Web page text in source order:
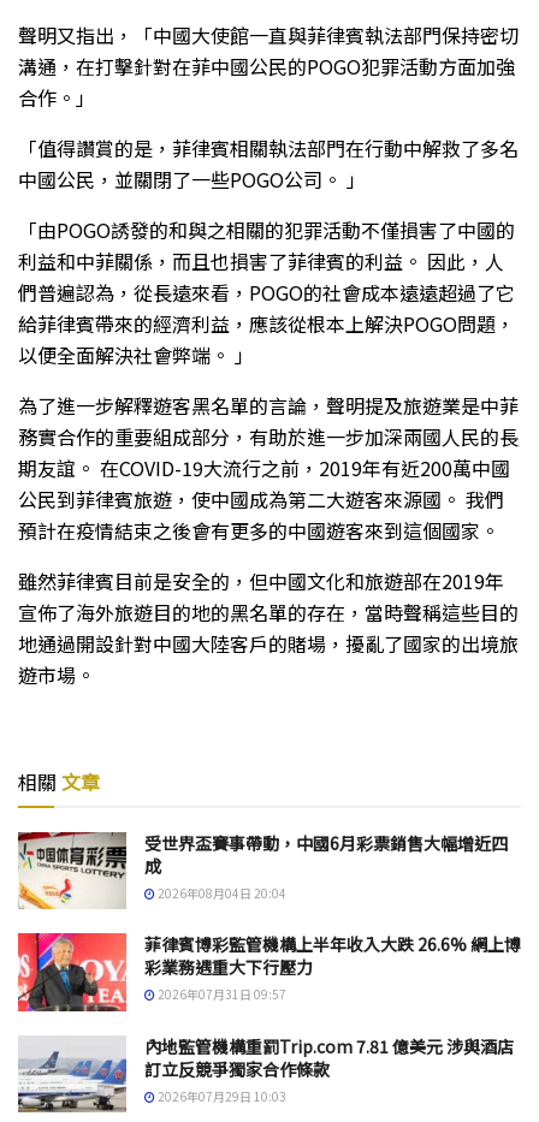
聲明又指出，「中國大使館一直與菲律賓執法部門保持密切
溝通，在打擊針對在菲中國公民的POGO犯罪活動方面加強
合作。」
「值得讚賞的是，菲律賓相關執法部門在行動中解救了多名
中國公民，並關閉了一些POGO公司。 」
「由POGO誘發的和與之相關的犯罪活動不僅損害了中國的
利益和中菲關係，而且也損害了菲律賓的利益。 因此，人
們普遍認為，從長遠來看，POGO的社會成本遠遠超過了它
給菲律賓帶來的經濟利益，應該從根本上解決POGO問題，
以便全面解決社會弊端。 」
為了進一步解釋遊客黑名單的言論，聲明提及旅遊業是中菲
務實合作的重要組成部分，有助於進一步加深兩國人民的長
期友誼。 在COVID-19大流行之前，2019年有近200萬中國
公民到菲律賓旅遊，使中國成為第二大遊客來源國。 我們
預計在疫情結束之後會有更多的中國遊客來到這個國家。
雖然菲律賓目前是安全的，但中國文化和旅遊部在2019年
宣佈了海外旅遊目的地的黑名單的存在，當時聲稱這些目的
地通過開設針對中國大陸客戶的賭場，擾亂了國家的出境旅
遊市場。
相關 文章
受世界盃賽事帶動，中國6月彩票銷售大幅增近四
成
2026年08月04日 20:04
菲律賓博彩監管機構上半年收入大跌 26.6% 網上博
彩業務遇重大下行壓力
2026年07月31日 09:57
內地監管機構重罰Trip.com 7.81 億美元 涉與酒店
訂立反競爭獨家合作條款
2026年07月29日 10:03